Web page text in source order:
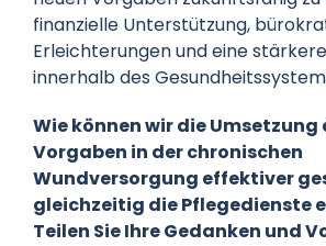
finanzielle Unterstützung,
Erleichterungen und eine
innerhalb des
Wie können wir die Umsetzung
Vorgaben in der chronischen
Wundversorgung effektiver
gleichzeitig die Pflegedienste
Teilen Sie Ihre Gedanken und